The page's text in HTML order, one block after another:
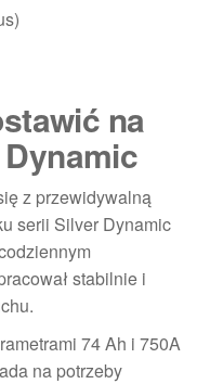
na
z przewidywalną
serii Silver Dynamic
stabilnie i
74 Ah i 750A
na potrzeby